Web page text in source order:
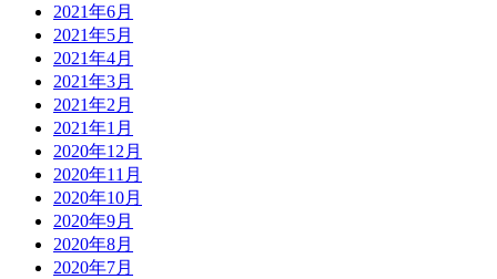
2021年6月
2021年5月
2021年4月
2021年3月
2021年2月
2021年1月
2020年12月
2020年11月
2020年10月
2020年9月
2020年8月
2020年7月